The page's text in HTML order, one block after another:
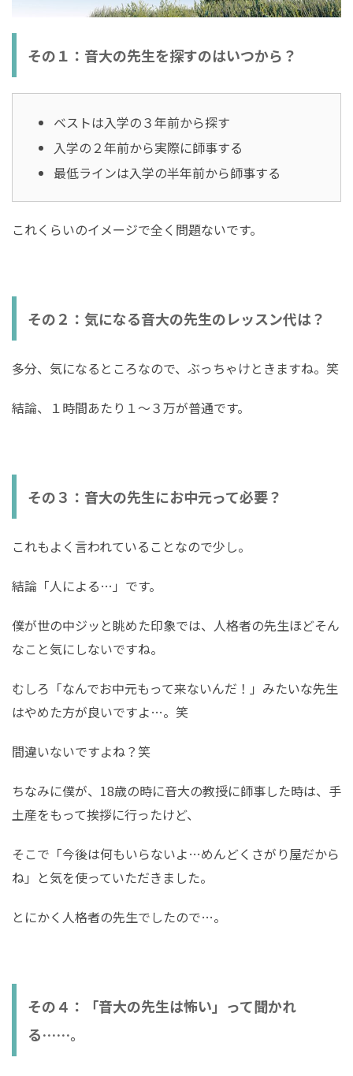
その１：音大の先生を探すのはいつから？
ベストは入学の３年前から探す
入学の２年前から実際に師事する
最低ラインは入学の半年前から師事する
これくらいのイメージで全く問題ないです。
その２：気になる音大の先生のレッスン代は？
多分、気になるところなので、ぶっちゃけときますね。笑
結論、１時間あたり１〜３万が普通です。
その３：音大の先生にお中元って必要？
これもよく言われていることなので少し。
結論「人による…」です。
僕が世の中ジッと眺めた印象では、人格者の先生ほどそん
なこと気にしないですね。
むしろ「なんでお中元もって来ないんだ！」みたいな先生
はやめた方が良いですよ…。笑
間違いないですよね？笑
ちなみに僕が、18歳の時に音大の教授に師事した時は、手
土産をもって挨拶に行ったけど、
そこで「今後は何もいらないよ…めんどくさがり屋だから
ね」と気を使っていただきました。
とにかく人格者の先生でしたので…。
その４：「音大の先生は怖い」って聞かれ
る……。